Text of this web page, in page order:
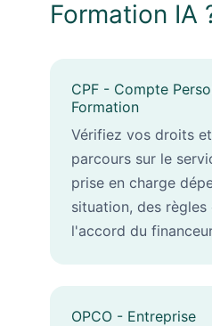
Formation IA
CPF - Compte
Formation
Vérifiez vos droits
parcours sur le
prise en charge
situation, des
l'accord du
OPCO - Entreprise